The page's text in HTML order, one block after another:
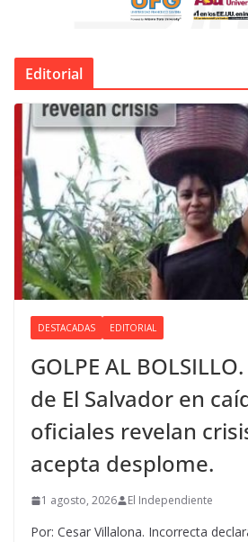
Editorial
DESTACADAS EDITORIAL
GOLPE AL
de El Salvador en
oficiales revelan
acepta desplome.
1 agosto, 2026 El Independiente
Por: Cesar Villalona. Incorrecta